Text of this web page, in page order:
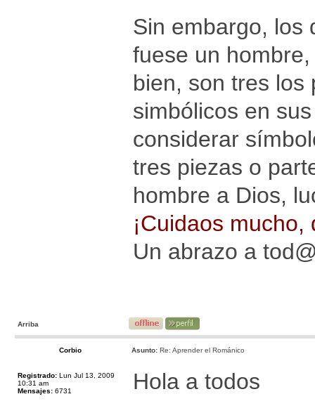
Sin embargo, los
fuese un
bien, son tres los
simbólicos en
considerar
tres piezas o
hombre a Dios,
¡Cuidaos
Un abrazo a
Arriba
Corbio Asunto: Re: Aprender el Románico
Registrado: Lun Jul 13, 2009
10:31 am
Mensajes: 6731 Hola a todos